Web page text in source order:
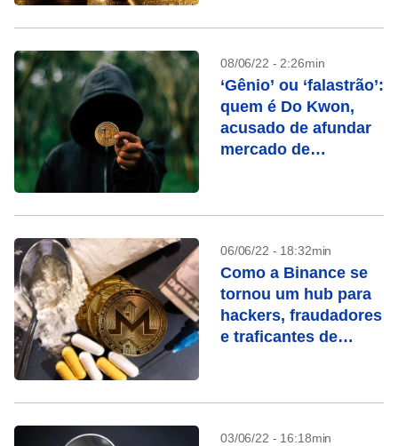
08/06/22 - 2:26min
‘Gênio’ ou ‘falastrão’:
quem é Do Kwon,
acusado de afundar
mercado de
06/06/22 - 18:32min
Como a Binance se
tornou um hub para
hackers, fraudadores
e traficantes de
03/06/22 - 16:18min